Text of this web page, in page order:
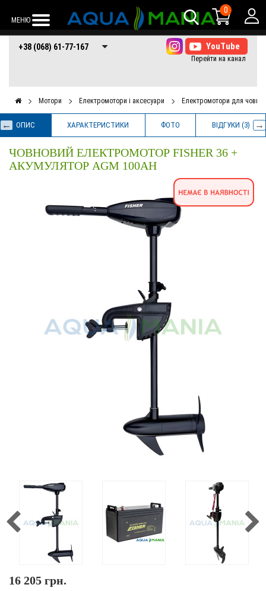
МЕНЮ
0
+38 (068) 61-77-
167
+38 (066) 61-77-+38 (073) 61-77-
167
+38 (068) 61-77-167
Мотори Електромотори і аксесуари Електромотори для човнів
ОПИС ХАРАКТЕРИСТИКИ ФОТО ВІДГУКИ (3)
ЧОВНОВИЙ ЕЛЕКТРОМОТОР FISHER 36 +
АКУМУЛЯТОР AGM 100AH
16 205 грн.